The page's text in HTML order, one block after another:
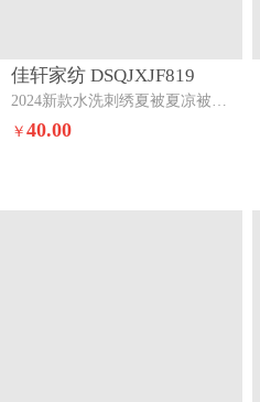
佳轩家纺 DSQJXJF819
2024新款水洗刺绣夏被夏凉被空调被轻羽-浅粉
￥40.00